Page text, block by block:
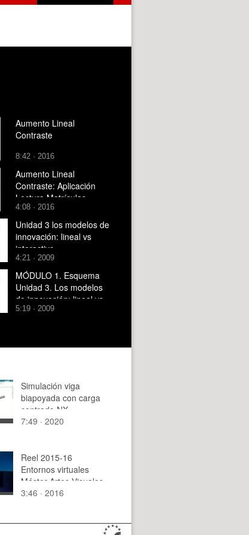
Aumento Lineal
Contraste
8:42 · 2016
Aumento Lineal
Contraste: Aplicación
Lectura Matrículas
4:08 · 2016
Unidad 3 los modelos de
innovación: lineal vs
interactivo
4:21 · 2009
MÓDULO 1. Esquema
Unidad 3. Los modelos
de innovación: lineal vs.
interactivo
5:19 · 2009
Simulación viga
biapoyada con carga
centrada NX
7:49 · 2020
Reel 2015-16
Entornos virtuales
Máster Artes Visuales
y Multimedia. UPV
3:46 · 2016